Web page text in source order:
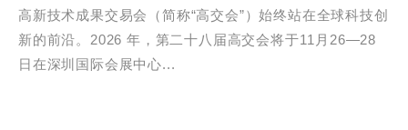
高新技术成果交易会（简称“高交会”）始终站在全球科技创
新的前沿。2026 年，第二十八届高交会将于11月26—28
日在深圳国际会展中心...